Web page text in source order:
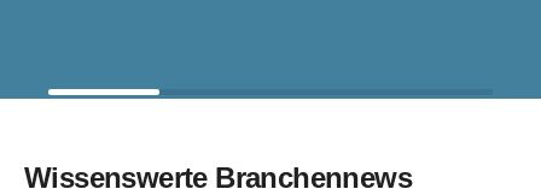
Wissenswerte Branchennews